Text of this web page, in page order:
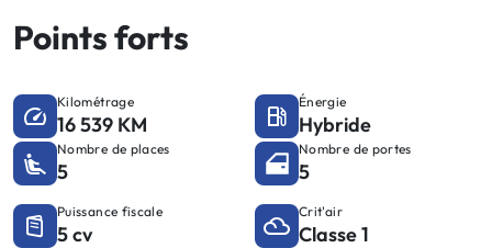
Points forts
Kilométrage
16 539 KM
Énergie
Hybride
Nombre de places
5
Nombre de portes
5
Puissance fiscale
5 cv
Crit'air
Classe 1